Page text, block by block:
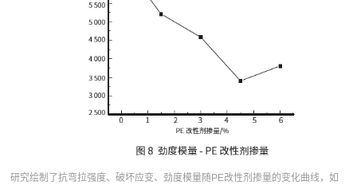
研究绘制了抗弯拉强度、破坏应变、劲度模量随PE改性剂掺量的变化曲线，如